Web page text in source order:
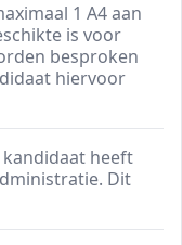
1 A4 aan
is voor
besproken
hiervoor
kandidaat heeft
Dit